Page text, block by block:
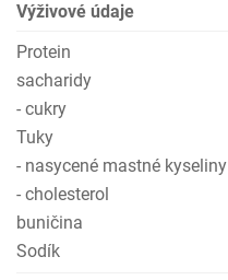
Výživové údaje
Protein
sacharidy
- cukry
Tuky
- nasycené mastné kyseliny
- cholesterol
buničina
Sodík